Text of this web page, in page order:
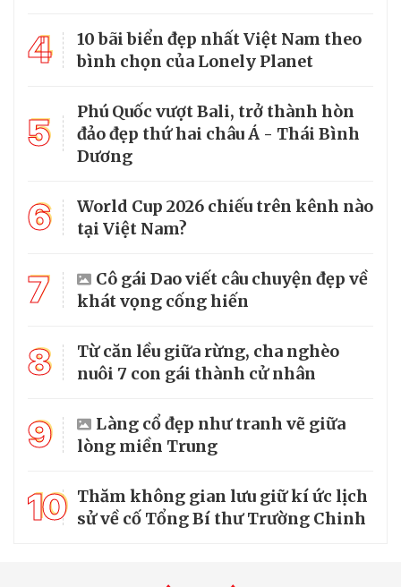
4
10 bãi biển đẹp nhất Việt Nam theo
bình chọn của Lonely Planet
5
Phú Quốc vượt Bali, trở thành hòn
đảo đẹp thứ hai châu Á - Thái Bình
Dương
6
World Cup 2026 chiếu trên kênh nào
tại Việt Nam?
7
Cô gái Dao viết câu chuyện đẹp về
khát vọng cống hiến
8
Từ căn lều giữa rừng, cha nghèo
nuôi 7 con gái thành cử nhân
9
Làng cổ đẹp như tranh vẽ giữa
lòng miền Trung
10 Thăm không gian lưu giữ kí ức lịch
sử về cố Tổng Bí thư Trường Chinh